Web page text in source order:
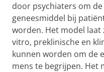
door psychiaters om
geneesmiddel bij
worden. Het model laat
vitro, preklinische en
kunnen worden om de
mens te begrijpen. Het